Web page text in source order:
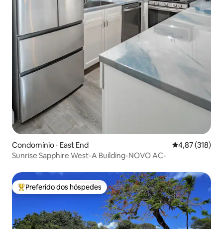
Condomínio ⋅ East End 4,87 de uma
4,87 (318)
Sunrise Sapphire West-A Building-NOVO AC-
Entre os melhores preferidos dos hóspedes
Preferido dos hóspedes